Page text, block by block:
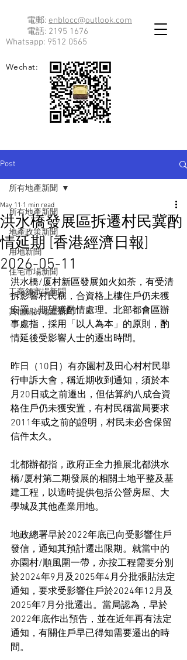
電郵: enblocc@outlook.com
電話: 2195 1676
Whatsapp: 9512 0565
Wechat:
Post
所有地產新聞
地產政策新聞
用地新聞
住宅市場新聞
工商舖市場新聞
其他關於地產新聞
所有地產新聞
洪水橋發展區拆遷村民冀酌
情延期 [香港經濟日報]
2026-05-11
May 11 1 min read
洪水橋/厦村新區發展如火如荼，有受清
拆影響村民稱，合資格上樓住戶仍未獲
安置，期望獲酌情處理。北部都會區辦
事處指，採用「以人為本」的原則，酌
情延後受影響人士的遷出時間。
昨日（10日）有亦園村及田心村村民舉
行申訴大會，稱近期收到通知，須於本
月20日或之前遷出，但估算約八成合資
格住戶仍未獲安置，有村民稱當局要求
2011年或之前的證明，村民未必會保留
信件太久。
北都辦都指，政府正全力推展北都洪水
橋/厦村第二期發展的相關土地平整及基
建工程，以適時提供包括公營房屋、大
學城及其他產業用地。
地政總署早於2022年底已向受影響住戶
發信，通知其預計遷出限期。就當中的
亦園村/順風圍一帶，亦按工程需要分別
於2024年9月及2025年4月分批張貼法定
通知，要求受影響住戶於2024年12月及
2025年7月分批遷出。當局認為，早於
2022年底作出預告，並在近年再有法定
通知，有關住戶早已得知需要遷出的時
間。